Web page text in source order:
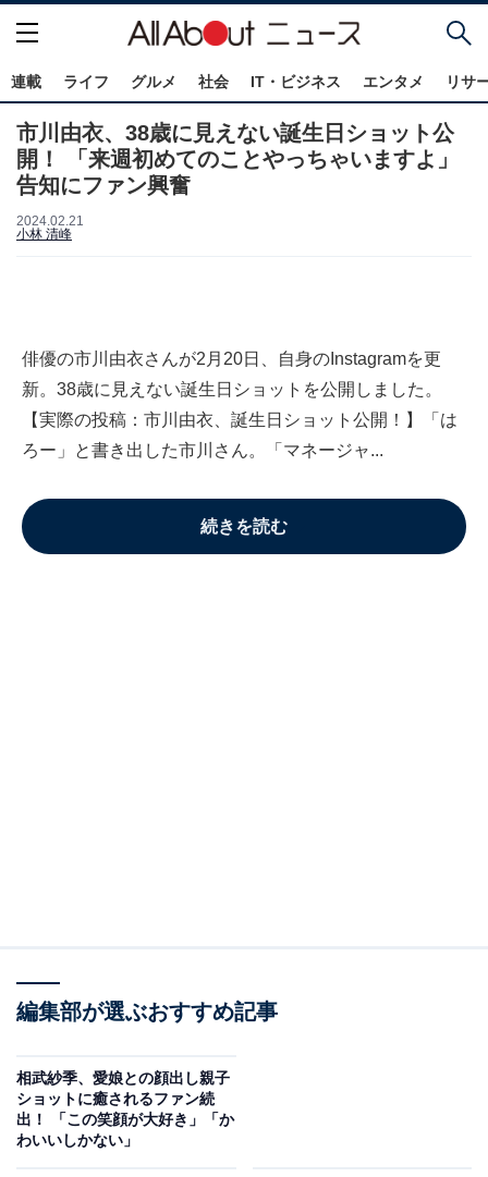
連載 ライフ グルメ 社会 IT・ビジネス エンタメ リサ
市川由衣、38歳に見えない誕生日ショット公
開！ 「来週初めてのことやっちゃいますよ」
告知にファン興奮
2024.02.21
小林 清峰
俳優の市川由衣さんが2月20日、自身のInstagramを更
新。38歳に見えない誕生日ショットを公開しました。
【実際の投稿：市川由衣、誕生日ショット公開！】「は
ろー」と書き出した市川さん。「マネージャ...
続きを読む
編集部が選ぶおすすめ記事
相武紗季、愛娘との顔出し親子
ショットに癒されるファン続
出！ 「この笑顔が大好き」「か
わいいしかない」